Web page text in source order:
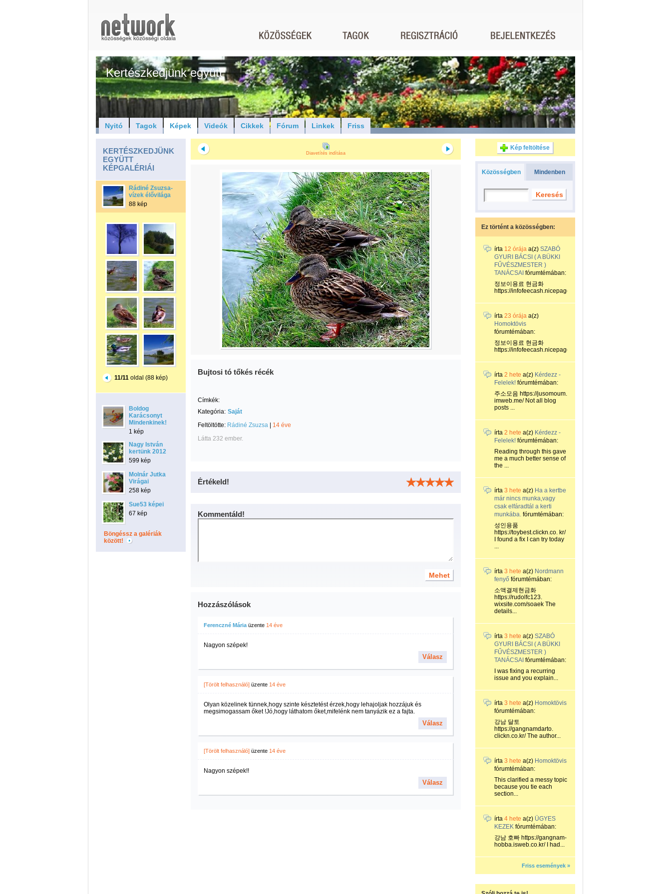
Kertészkedjünk együtt
Nyitó Tagok Képek Videók Cikkek Fórum Linkek Friss
KERTÉSZKEDJÜNK
EGYÜTT
KÉPGALÉRIÁI
Rádiné Zsuzsa-
vízek élővilága
88 kép
11/11oldal (88 kép)
Boldog
Karácsonyt
Mindenkinek!
1 kép
Nagy István
kertünk 2012
599 kép
Molnár Jutka
Virágai
258 kép
Sue53 képei
67 kép
Böngéssz a galériák
között!
Diavetítés indítása
Bujtosi tó tőkés récék
Címkék:
Kategória: Saját
Feltöltötte: Rádiné Zsuzsa
14 éve
Látta 232 ember.
Értékeld!
Kommentáld!
Hozzászólások
Ferenczné Mária üzente 14 éve
Nagyon szépek!
Válasz
[Törölt felhasználó] üzente 14 éve
Olyan közelinek tünnek,hogy szinte késztetést érzek,hogy lehajoljak hozzájuk és
megsimogassam őket !Jó,hogy láthatom őket,mifelénk nem tanyázik ez a fajta.
Válasz
[Törölt felhasználó] üzente 14 éve
Nagyon szépek!!
Válasz
Kép feltöltése
Közösségben Mindenben
Ez történt a közösségben:
írta 12 órája a(z) SZABÓ
GYURI BÁCSI ( A BÜKKI
FŰVÉSZMESTER )
TANÁCSAI fórumtémában:
정보이용료 현금화
https://infofeecash.nicepage...
írta 23 órája a(z)
Homoktövis
fórumtémában:
정보이용료 현금화
https://infofeecash.nicepage...
írta 2 hete a(z) Kérdezz -
Felelek! fórumtémában:
주소모음 https://jusomoum.
imweb.me/ Not all blog
posts ...
írta 2 hete a(z) Kérdezz -
Felelek! fórumtémában:
Reading through this gave
me a much better sense of
the ...
írta 3 hete a(z) Ha a kertbe
már nincs munka,vagy
csak elfáradtál a kerti
munkába. fórumtémában:
성인용품
https://toybest.clickn.co. kr/
I found a fix I can try today
...
írta 3 hete a(z) Nordmann
fenyő fórumtémában:
소액결제현금화
https://rudolfc123.
wixsite.com/soaek The
details...
írta 3 hete a(z) SZABÓ
GYURI BÁCSI ( A BÜKKI
FŰVÉSZMESTER )
TANÁCSAI fórumtémában:
I was fixing a recurring
issue and you explain...
írta 3 hete a(z) Homoktövis
fórumtémában:
강남 달토
https://gangnamdarto.
clickn.co.kr/ The author...
írta 3 hete a(z) Homoktövis
fórumtémában:
This clarified a messy topic
because you tie each
section...
írta 4 hete a(z) ÜGYES
KEZEK fórumtémában:
강남 호빠 https://gangnam-
hobba.isweb.co.kr/ I had...
Friss események »